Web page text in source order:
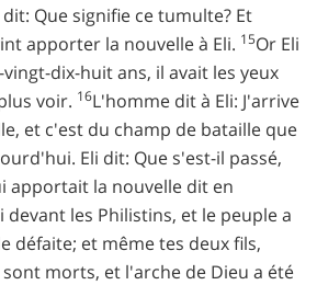
Que signifie ce tumulte? Et
apporter la nouvelle à Eli. 15Or Eli
dix-huit ans, il avait les yeux
voir. 16L'homme dit à Eli: J'arrive
et c'est du champ de bataille que
Eli dit: Que s'est-il passé,
apportait la nouvelle dit en
devant les Philistins, et le peuple a
défaite; et même tes deux fils,
morts, et l'arche de Dieu a été